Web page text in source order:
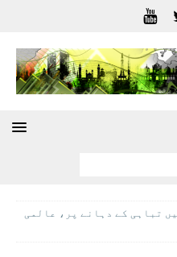
تباہی کے دہانے پر، عالمی